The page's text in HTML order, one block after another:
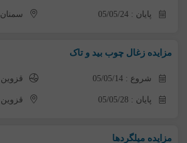
پایان : 05/05/24 سمنان
مزایده زغال چوب بید و تاک
شروع : 05/05/14 قزوین
پایان : 05/05/28 قزوین
مزایده میلگردها